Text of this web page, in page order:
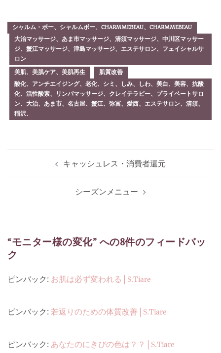
シャルム・ボー、シャルムボー、CHARMMEBEAU、CHARMMEBEAU
大治マッサージ、あま市マッサージ、清須マッサージ、中川区マッサー
ジ、蟹江マッサージ、津島マッサージ、エステサロン、フェイシャルサ
ロン
美肌、美肌ケア、美肌再生
肌質改善
酸化、アンチエイジング、老化、シミ、しみ、しわ、美白、美容、抗酸
化、活性酸素、リンパマッサージ、クレイテラピー、プライベートサロ
ン、大治、あま市、名古屋、蟹江、弥冨、愛西、エステサロン、清須、
稲沢、
ー
シ
ン
キャッシュレス・消費者還元
シーズンメニュー
“モニター様の変化” への8件のフィードバッ
ク
ピンバック: お肌は必ず変われる | S.Tiare
ピンバック:若返りのための体質改善 | S.Tiare
ピンバック: あなたのにきびの色は？？ | S.Tiare